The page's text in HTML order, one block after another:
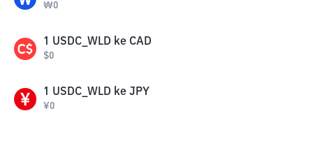
₩0
1 USDC_WLD ke CAD
$0
1 USDC_WLD ke JPY
¥0